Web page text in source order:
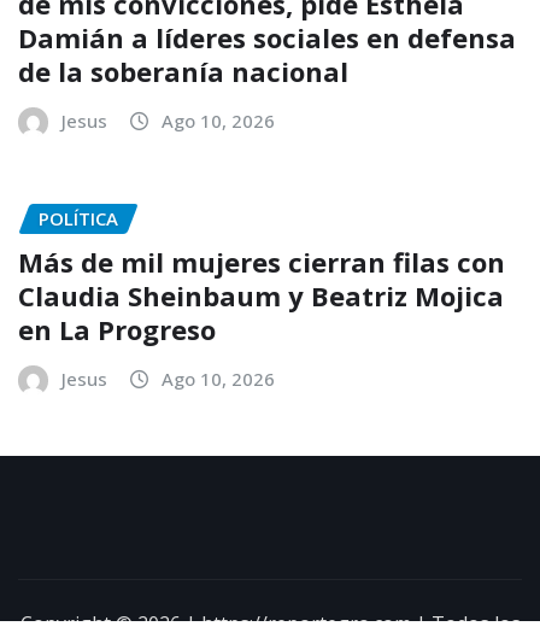
Damián a líderes sociales en defensa
de la soberanía nacional
Jesus Ago 10, 2026
POLÍTICA
Más de mil mujeres cierran filas con
Claudia Sheinbaum y Beatriz Mojica
en La Progreso
Jesus Ago 10, 2026
Copyright © 2026 | https://reportegro.com | Todos los